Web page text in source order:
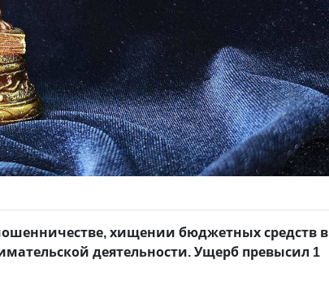
хищении бюджетных средств в
деятельности. Ущерб превысил 1